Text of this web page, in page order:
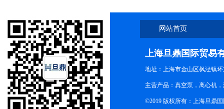
网站首页
上海旦鼎国际贸易
地址：上海市金山区枫泾镇
主营产品：真空泵，离心机
©2019 版权所有：上海旦鼎